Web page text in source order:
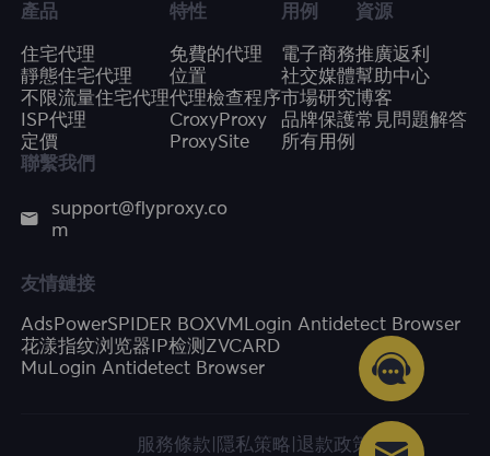
產品
住宅代理
靜態住宅代理
不限流量住宅代理
ISP代理
定價
特性
免費的代理
位置
代理檢查程序
CroxyProxy
ProxySite
用例
電子商務
社交媒體
市場研究
品牌保護
所有用例
資源
推廣返利
幫助中心
博客
常見問題解答
聯繫我們
support@flyproxy.co
m
友情鏈接
AdsPowerSPIDER BOXVMLogin Antidetect Browser
花漾指纹浏览器 IP检测 ZVCARD
MuLogin Antidetect Browser
服務條款 隱私策略 退款政策